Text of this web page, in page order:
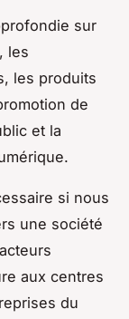
sur
les
les produits
de
et la
si nous
une société
aux centres
du